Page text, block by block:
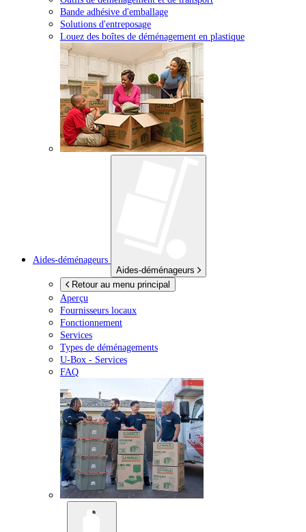
Bande adhésive d'emballage
Solutions d'entreposage
Louez des boîtes de déménagement en plastique
Aides-déménageurs
Aides-déménageurs
Retour au menu principal
Aperçu
Fournisseurs locaux
Fonctionnement
Services
Types de déménagements
U-Box - Services
FAQ